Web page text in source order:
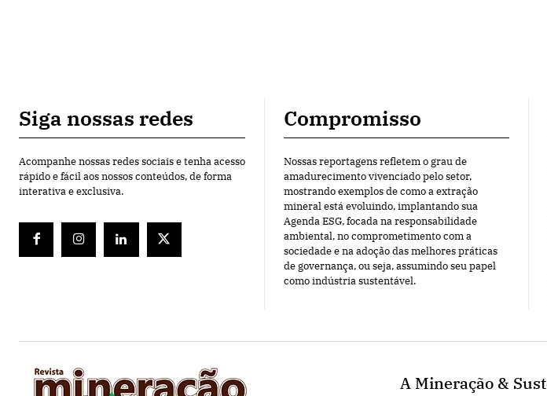
Siga nossas redes
Acompanhe nossas redes sociais e tenha acesso
rápido e fácil aos nossos conteúdos, de forma
interativa e exclusiva.
Compromisso
Nossas reportagens refletem o grau de
amadurecimento vivenciado pelo setor,
mostrando exemplos de como a extração
mineral está evoluindo, implantando sua
Agenda ESG, focada na responsabilidade
ambiental, no comprometimento com a
sociedade e na adoção das melhores práticas
de governança, ou seja, assumindo seu papel
como indústria sustentável.
A Mineração &